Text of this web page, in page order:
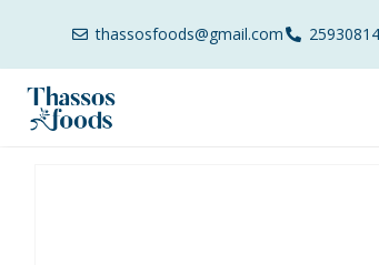
thassosfoods@gmail.com